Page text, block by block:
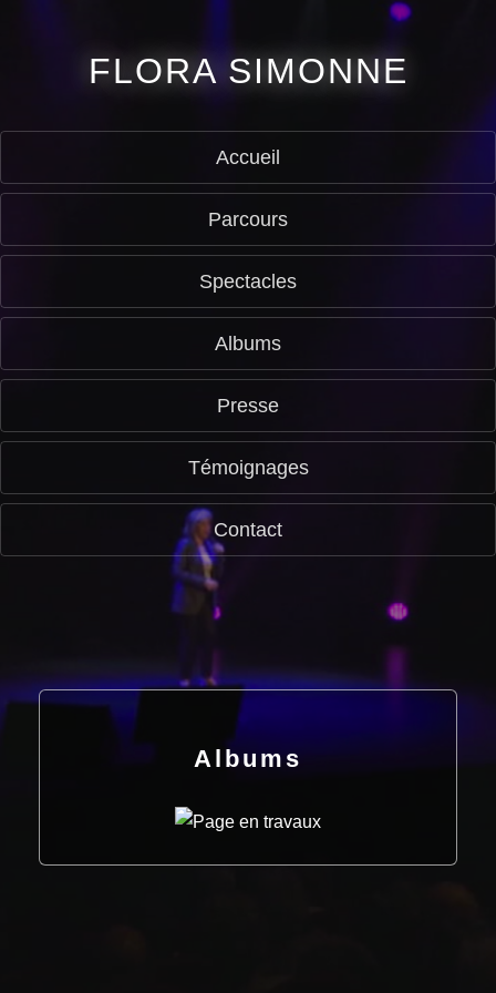
FLORA SIMONNE
Accueil
Parcours
Spectacles
Albums
Presse
Témoignages
Contact
Albums